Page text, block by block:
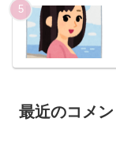
最近のコメン